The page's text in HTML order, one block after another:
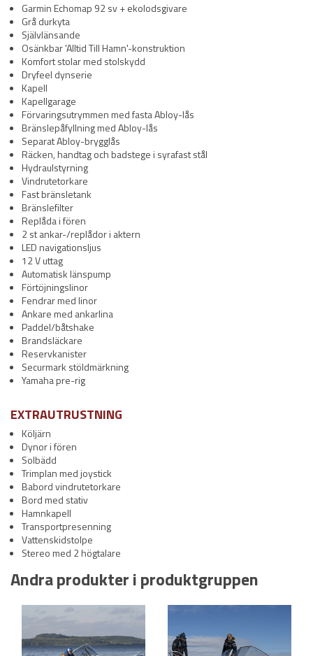
Garmin Echomap 92 sv + ekolodsgivare
Grå durkyta
Självlänsande
Osänkbar 'Alltid Till Hamn'-konstruktion
Komfort stolar med stolskydd
Dryfeel dynserie
Kapell
Kapellgarage
Förvaringsutrymmen med fasta Abloy-lås
Bränslepåfyllning med Abloy-lås
Separat Abloy-brygglås
Räcken, handtag och badstege i syrafast stål
Hydraulstyrning
Vindrutetorkare
Fast bränsletank
Bränslefilter
Replåda i fören
2 st ankar-/replådor i aktern
LED navigationsljus
12 V uttag
Automatisk länspump
Förtöjningslinor
Fendrar med linor
Ankare med ankarlina
Paddel/båtshake
Brandsläckare
Reservkanister
Securmark stöldmärkning
Yamaha pre-rig
EXTRAUTRUSTNING
Köljärn
Dynor i fören
Solbädd
Trimplan med joystick
Babord vindrutetorkare
Bord med stativ
Hamnkapell
Transportpresenning
Vattenskidstolpe
Stereo med 2 högtalare
Andra produkter i produktgruppen